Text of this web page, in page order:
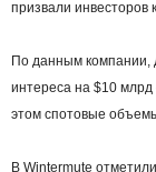
призвали инвесторов
По данным компании,
интереса на $10
этом спотовые
В Wintermute